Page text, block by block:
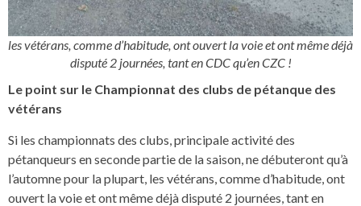
les vétérans, comme d’habitude, ont ouvert la voie et ont même déjà
disputé 2 journées, tant en CDC qu’en CZC !
Le point sur le Championnat des clubs de pétanque des
vétérans
Si les championnats des clubs, principale activité des
pétanqueurs en seconde partie de la saison, ne débuteront qu’à
l’automne pour la plupart, les vétérans, comme d’habitude, ont
ouvert la voie et ont même déjà disputé 2 journées, tant en